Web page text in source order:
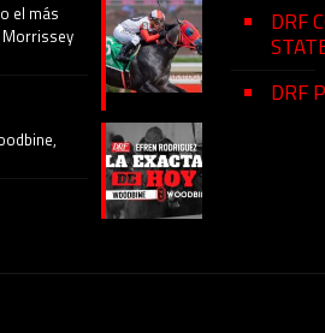
el más
Morrissey
DRF
DRF